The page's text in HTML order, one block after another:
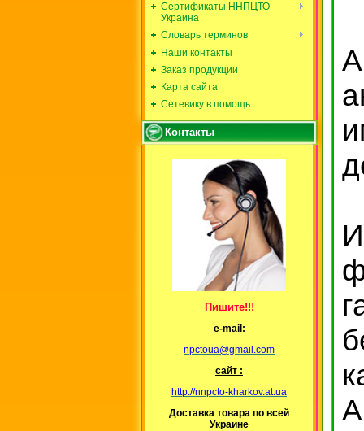
Сертификаты ННПЦТО
Украина
Словарь терминов
Наши контакты
Заказ продукции
Карта сайта
Сетевику в помощь
Контакты
Пишите!!!
е-mail:
npctoua@gmail.com
сайт :
http://nnpcto-kharkov.at.ua
Доставка товара по всей
Украине